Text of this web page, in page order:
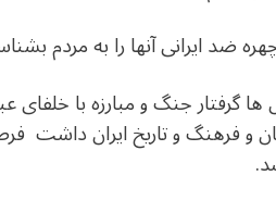
ضد ایرانی آنها را به مردم
جنگ و مبارزه با
و فرهنگ و تاریخ ایران داشت